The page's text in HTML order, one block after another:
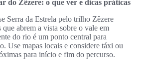
do Zêzere: o que ver e dicas práticas
Serra da Estrela pelo trilho Zêzere
abrem a vista sobre o vale em
do rio é um ponto central para
Use mapas locais e considere táxi ou
para início e fim do percurso.